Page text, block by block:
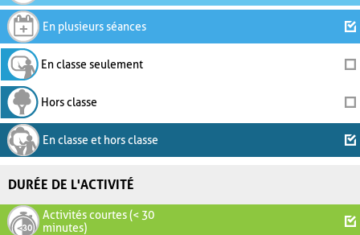
En plusieurs séances
En classe seulement
Hors classe
En classe et hors classe
DURÉE DE L'ACTIVITÉ
Activités courtes (< 30
minutes)